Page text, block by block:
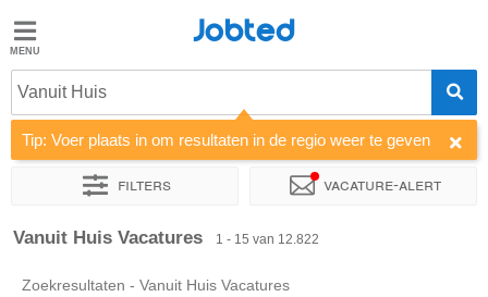
Jobted
Vacatures
Salarissen
Jobted
Vanuit Huis
Tip: Voer plaats in om resultaten in de regio weer te geven
Filters Vacature-alert
Sorteer op Bedrijf Uitzendbureau
Vanuit Huis Vacatures 1 - 15 van 12.822
Zoekresultaten - Vanuit Huis Vacatures